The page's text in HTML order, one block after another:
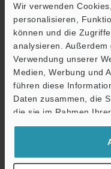
Wir verwenden
personalisieren,
können und die
analysieren.
Verwendung unserer
Medien, Werbung und
führen diese
Daten zusammen, die
die sie im Rahmen
haben.
E-Mail-Adresse
Weiter
Datenschutz